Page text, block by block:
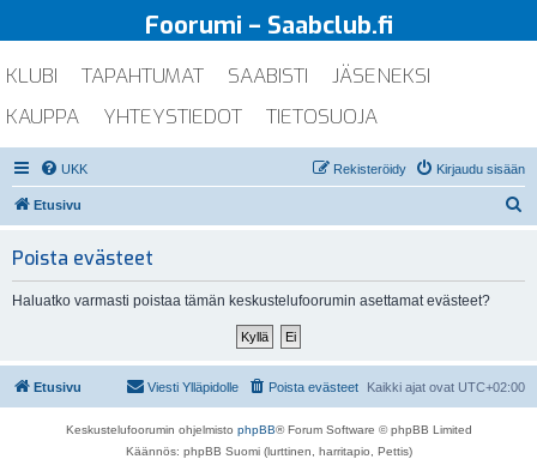
Foorumi – Saabclub.fi
KLUBI TAPAHTUMAT SAABISTI
JÄSENEKSI
KAUPPA
YHTEYSTIEDOT TIETOSUOJA
UKK Kirjaudu sisään
Rekisteröidy
Etusivu
Poista evästeet
Haluatko varmasti poistaa tämän keskustelufoorumin asettamat evästeet?
Etusivu Kaikki ajat ovat UTC+02:00
Poista evästeet
Viesti Ylläpidolle
Keskustelufoorumin ohjelmisto phpBB® Forum Software © phpBB Limited
Käännös: phpBB Suomi (lurttinen, harritapio, Pettis)